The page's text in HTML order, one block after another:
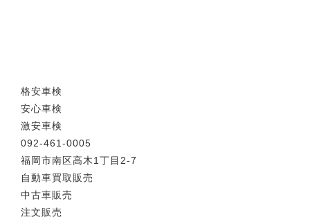
格安車検
安心車検
激安車検
092-461-0005
福岡市南区高木1丁目2-7
自動車買取販売
中古車販売
注文販売